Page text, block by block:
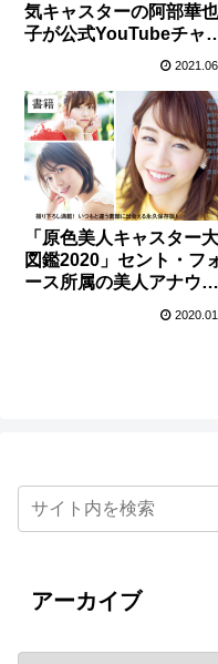
気キャスターの阿部華
子が公式YouTubeチャ
ネル「かやちゃんねる」
う一面が見れるかも！
書籍
「原色美人キャスター大
図鑑2020」セント・フ
ース所属の美人アナウン
アーカイブ